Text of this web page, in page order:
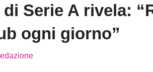
Serie A rivela:
ogni giorno”